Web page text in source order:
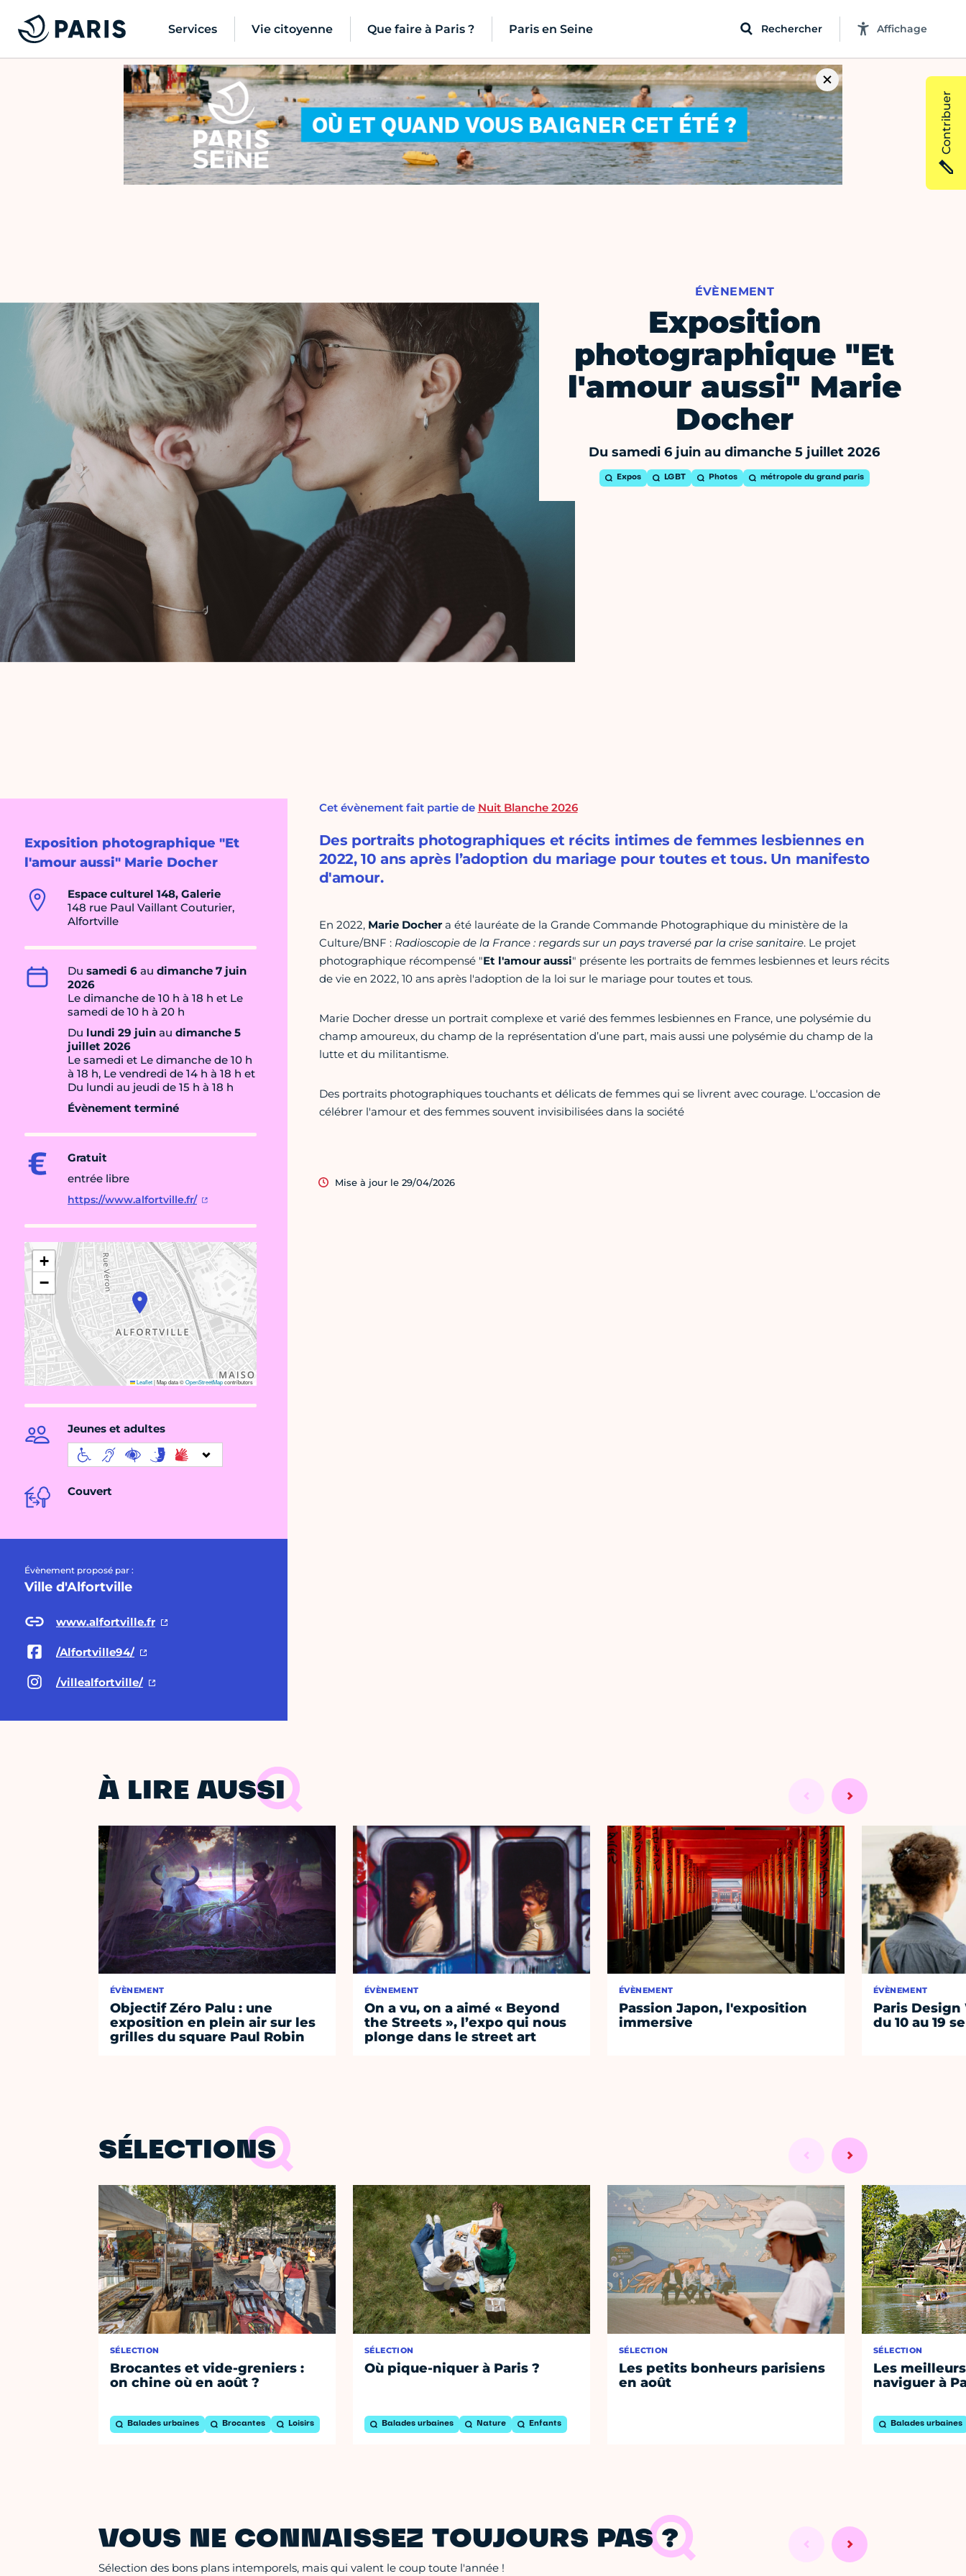
Services Vie citoyenne Que faire à Paris ? Paris en Seine Rechercher Affichage
ÉVÈNEMENT
Exposition
photographique "Et
l'amour aussi" Marie
Docher
Du samedi 6 juin au dimanche 5 juillet 2026
Expos LGBT Photos métropole du grand paris
Exposition photographique "Et
l'amour aussi" Marie Docher
Espace culturel 148, Galerie
148 rue Paul Vaillant Couturier,
Alfortville
Du samedi 6 au dimanche 7 juin
2026
Le dimanche de 10 h à 18 h et Le
samedi de 10 h à 20 h
Du lundi 29 juin au dimanche 5
juillet 2026
Le samedi et Le dimanche de 10 h
à 18 h, Le vendredi de 14 h à 18 h et
Du lundi au jeudi de 15 h à 18 h
Évènement terminé
Gratuit
entrée libre
https://www.alfortville.fr/
+
−
Leaflet|Map data ©OpenStreetMapcontributors
Jeunes et adultes
Couvert
Évènement proposé par :
Ville d'Alfortville
www.alfortville.fr
/Alfortville94/
/villealfortville/
Cet évènement fait partie de Nuit Blanche 2026
Des portraits photographiques et récits intimes de femmes lesbiennes en
2022, 10 ans après l’adoption du mariage pour toutes et tous. Un manifesto
d'amour.
En 2022, Marie Dochera été lauréate de la Grande Commande Photographique du ministère de la
Culture/BNF : Radioscopie de la France : regards sur un pays traversé par la crise sanitaire. Le projet
photographique récompensé "Et l'amour aussi" présente les portraits de femmes lesbiennes et leurs récits
de vie en 2022, 10 ans après l'adoption de la loi sur le mariage pour toutes et tous.
Marie Docher dresse un portrait complexe et varié des femmes lesbiennes en France, une polysémie du
champ amoureux, du champ de la représentation d’une part, mais aussi une polysémie du champ de la
lutte et du militantisme.
Des portraits photographiques touchants et délicats de femmes qui se livrent avec courage. L'occasion de
célébrer l'amour et des femmes souvent invisibilisées dans la société
Mise à jour le 29/04/2026
À LIRE AUSSI
ÉVÈNEMENT
Objectif Zéro Palu : une
exposition en plein air sur les
grilles du square Paul Robin
ÉVÈNEMENT
On a vu, on a aimé « Beyond
the Streets », l’expo qui nous
plonge dans le street art
ÉVÈNEMENT
Passion Japon, l'exposition
immersive
ÉVÈNEMENT
Paris
du 10 au 19
SÉLECTIONS
SÉLECTION
Brocantes et vide-greniers :
on chine où en août ?
Balades urbaines Brocantes Loisirs
SÉLECTION
Où pique-niquer à Paris ?
Balades urbaines Nature Enfants
SÉLECTION
Les petits bonheurs parisiens
en août
SÉLECTION
Les
naviguer à
Balades urbaines
VOUS NE CONNAISSEZ TOUJOURS PAS ?
Sélection des bons plans intemporels, mais qui valent le coup toute l'année !
Contribuer